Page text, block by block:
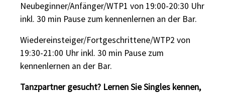
Neubeginner/Anfänger/WTP1 von 19:00-20:30 Uhr
inkl. 30 min Pause zum kennenlernen an der Bar.
Wiedereinsteiger/Fortgeschrittene/WTP2 von
19:30-21:00 Uhr inkl. 30 min Pause zum
kennenlernen an der Bar.
Tanzpartner gesucht? Lernen Sie Singles kennen,